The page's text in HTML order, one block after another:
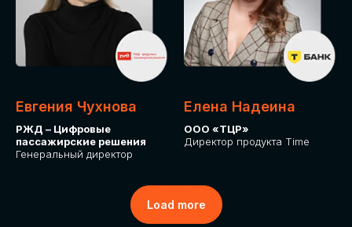
Евгения Чухнова
РЖД – Цифровые
пассажирские решения
Генеральный директор
Елена Надеина
ООО «ТЦР»
Директор продукта Time
Load more